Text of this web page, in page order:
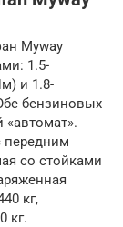
Myway
1.5-
и 1.8-
бензиновых
«автомат».
передним
со стойками
кг,
кг.